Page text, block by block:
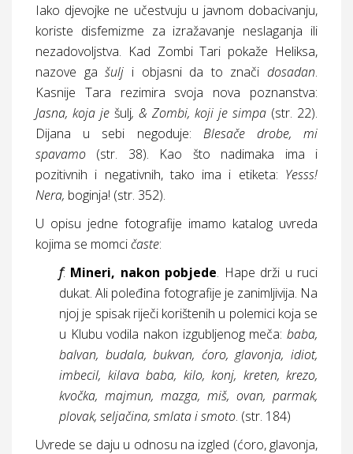
Iako djevojke ne učestvuju u javnom dobacivanju,
koriste disfemizme za izražavanje neslaganja ili
nezadovoljstva. Kad Zombi Tari pokaže Heliksa,
nazove gašulj i objasni da to znači dosadan.
Kasnije Tara rezimira svoja nova poznanstva:
Jasna, koja je šulj, & Zombi, koji je simpa (str. 22).
Dijana u sebi negoduje: Blesače drobe, mi
spavamo (str.
38). Kao što nadimaka ima i
pozitivnih i negativnih, tako ima i etiketa: Yesss!
Nera, boginja! (str. 352).
U opisu jedne fotografije imamo katalog uvreda
kojima se momcičaste:
f: Mineri, nakon pobjede. Hape drži u ruci
dukat. Ali poleđina fotografije je zanimljivija. Na
njoj je spisak riječi korištenih u polemici koja se
u Klubu vodila nakon izgubljenog meča: baba,
balvan, budala, bukvan, ćoro, glavonja, idiot,
imbecil, kilava baba, kilo, konj, kreten, krezo,
kvočka, majmun, mazga, miš, ovan, parmak,
plovak, seljačina, smlata i smoto. (str. 184)
Uvrede se daju u odnosu na izgled (ćoro, glavonja,